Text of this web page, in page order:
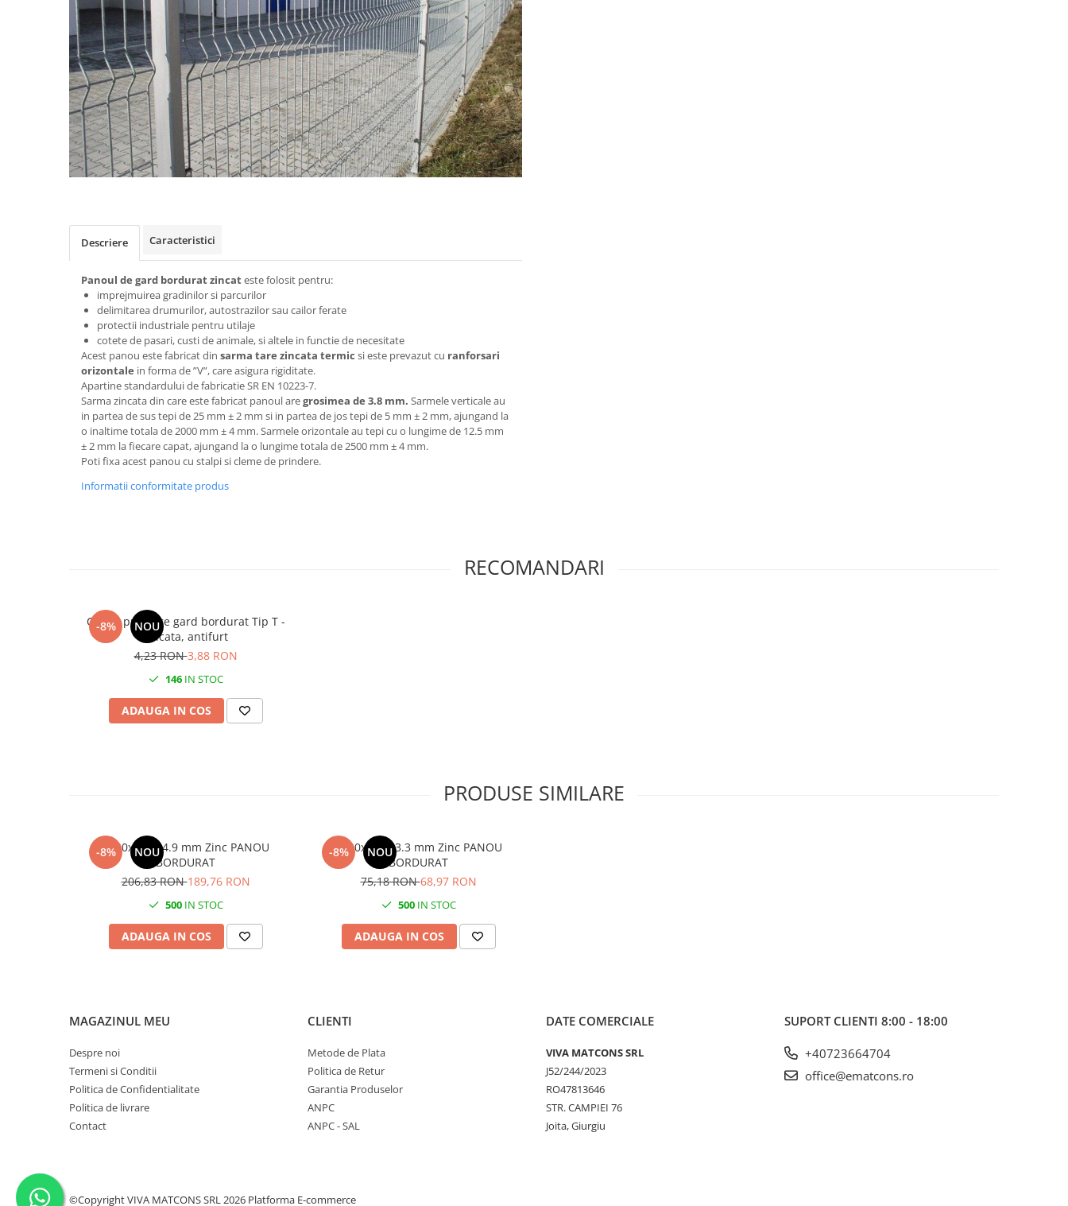
Descriere Caracteristici
Panoul de gard borduratzincateste folosit pentru:
imprejmuirea gradinilor si parcurilor
delimitarea drumurilor, autostrazilor sau cailor ferate
protectii industriale pentru utilaje
cotete de pasari, custi de animale, si altele in functie de necesitate
Acest panou este fabricat din sarma tare zincata termic si este prevazut cu ranforsari
orizontale in forma de ”V”, care asigura rigiditate.
Apartine standardului de fabricatie SR EN 10223-7.
Sarma zincata din care este fabricat panoul aregrosimea de 3.8 mm. Sarmele verticale au
in partea de sus tepi de 25 mm ± 2 mm si in partea de jos tepi de 5 mm ± 2 mm, ajungand la
o inaltime totala de 2000 mm ± 4 mm. Sarmele orizontale au tepi cu o lungime de 12.5 mm
± 2 mm la fiecare capat, ajungand la o lungime totala de 2500 mm ± 4 mm.
Poti fixa acest panou cu stalpi si cleme de prindere.
Informatii conformitate produs
RECOMANDARI
-8% NOU
Clema prindere gard bordurat Tip T -
zincata, antifurt
4,23 RON3,88 RON
146IN STOC
ADAUGA IN COS
PRODUSE SIMILARE
-8% NOU
2000x2500 4.9 mm Zinc PANOU
BORDURAT
206,83 RON189,76 RON
500IN STOC
ADAUGA IN COS
-8% NOU
1500x2500 3.3 mm Zinc PANOU
BORDURAT
75,18 RON68,97 RON
500IN STOC
ADAUGA IN COS
MAGAZINUL MEU
Despre noi
Termeni si Conditii
Politica de Confidentialitate
Politica de livrare
Contact
CLIENTI
Metode de Plata
Politica de Retur
Garantia Produselor
ANPC
ANPC - SAL
DATE COMERCIALE
VIVA MATCONS SRL
J52/244/2023
RO47813646
STR. CAMPIEI 76
Joita, Giurgiu
SUPORT CLIENTI 8:00 - 18:00
+40723664704
office@ematcons.ro
©Copyright VIVA MATCONS SRL 2026 Platforma E-commerce